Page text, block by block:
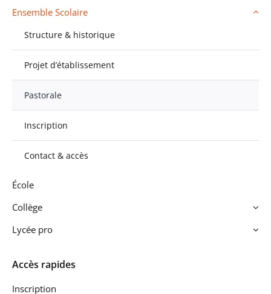
Ensemble Scolaire
Structure & historique
Projet d’établissement
Pastorale
Inscription
Contact & accès
École
Collège
Lycée pro
Accès rapides
Inscription